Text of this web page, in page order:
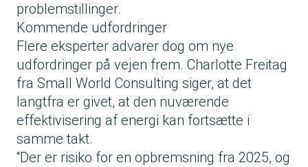
problemstillinger.
Kommende udfordringer
Flere eksperter advarer dog om nye
udfordringer på vejen frem. Charlotte Freitag
fra Small World Consulting siger, at det
langtfra er givet, at den nuværende
effektivisering af energi kan fortsætte i
samme takt.
“Der er risiko for en opbremsning fra 2025, og